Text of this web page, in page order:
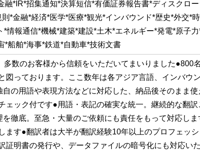
融*IR*招集通知*決算短信*有価証券報告書*ディスクロ
*金融*経済*医学*医療*観光*インバウンド*歴史*外交*
情報通信*機械*建築*建設*土木*エネルギー*発電*原子
*船舶*海事*鉄道*自動車*技術文書
多数のお客様から信頼をいただいてまいりました●800
図っております。ここ数年は各アジア言語、インバウ
の用語や表現方法などに対応した、納品後そのまま
ェック付です●用語・表記の確実な統一。継続的な翻
徹底。至急・大量のご依頼にも責任をもって対応し
ます●翻訳者は大半が翻訳経験10年以上のプロフェッ
証明書の発行や、データファイルの暗号化にも対応い